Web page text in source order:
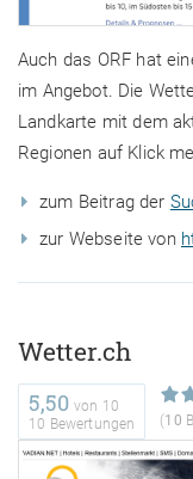
Auch das ORF hat
im Angebot. Die
Landkarte mit dem
Regionen auf Klick
zum Beitrag der
zur Webseite von
Wetter.ch
5,50 von 10
10 Bewertungen
(10